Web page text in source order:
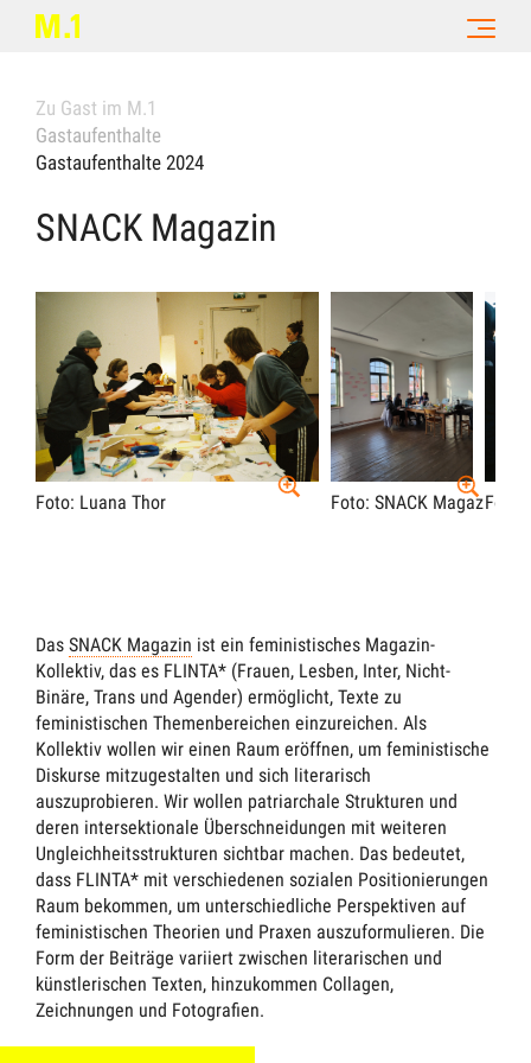
Zu Gast im M.1
Gastaufenthalte
Gastaufenthalte 2024
SNACK Magazin
Foto: Luana Thor Foto: SNACK MagazinFoto:
Das SNACK Magazin ist ein feministisches Magazin-
Kollektiv, das es FLINTA* (Frauen, Lesben, Inter, Nicht-
Binäre, Trans und Agender) ermöglicht, Texte zu
feministischen Themenbereichen einzureichen. Als
Kollektiv wollen wir einen Raum eröffnen, um feministische
Diskurse mitzugestalten und sich literarisch
auszuprobieren. Wir wollen patriarchale Strukturen und
deren intersektionale Überschneidungen mit weiteren
Ungleichheitsstrukturen sichtbar machen. Das bedeutet,
dass FLINTA* mit verschiedenen sozialen Positionierungen
Raum bekommen, um unterschiedliche Perspektiven auf
feministischen Theorien und Praxen auszuformulieren. Die
Form der Beiträge variiert zwischen literarischen und
künstlerischen Texten, hinzukommen Collagen,
Zeichnungen und Fotografien.